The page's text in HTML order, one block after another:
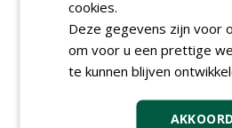
cookies.
Deze gegevens zijn voor
om voor u een prettige
te kunnen blijven
AKKOORD